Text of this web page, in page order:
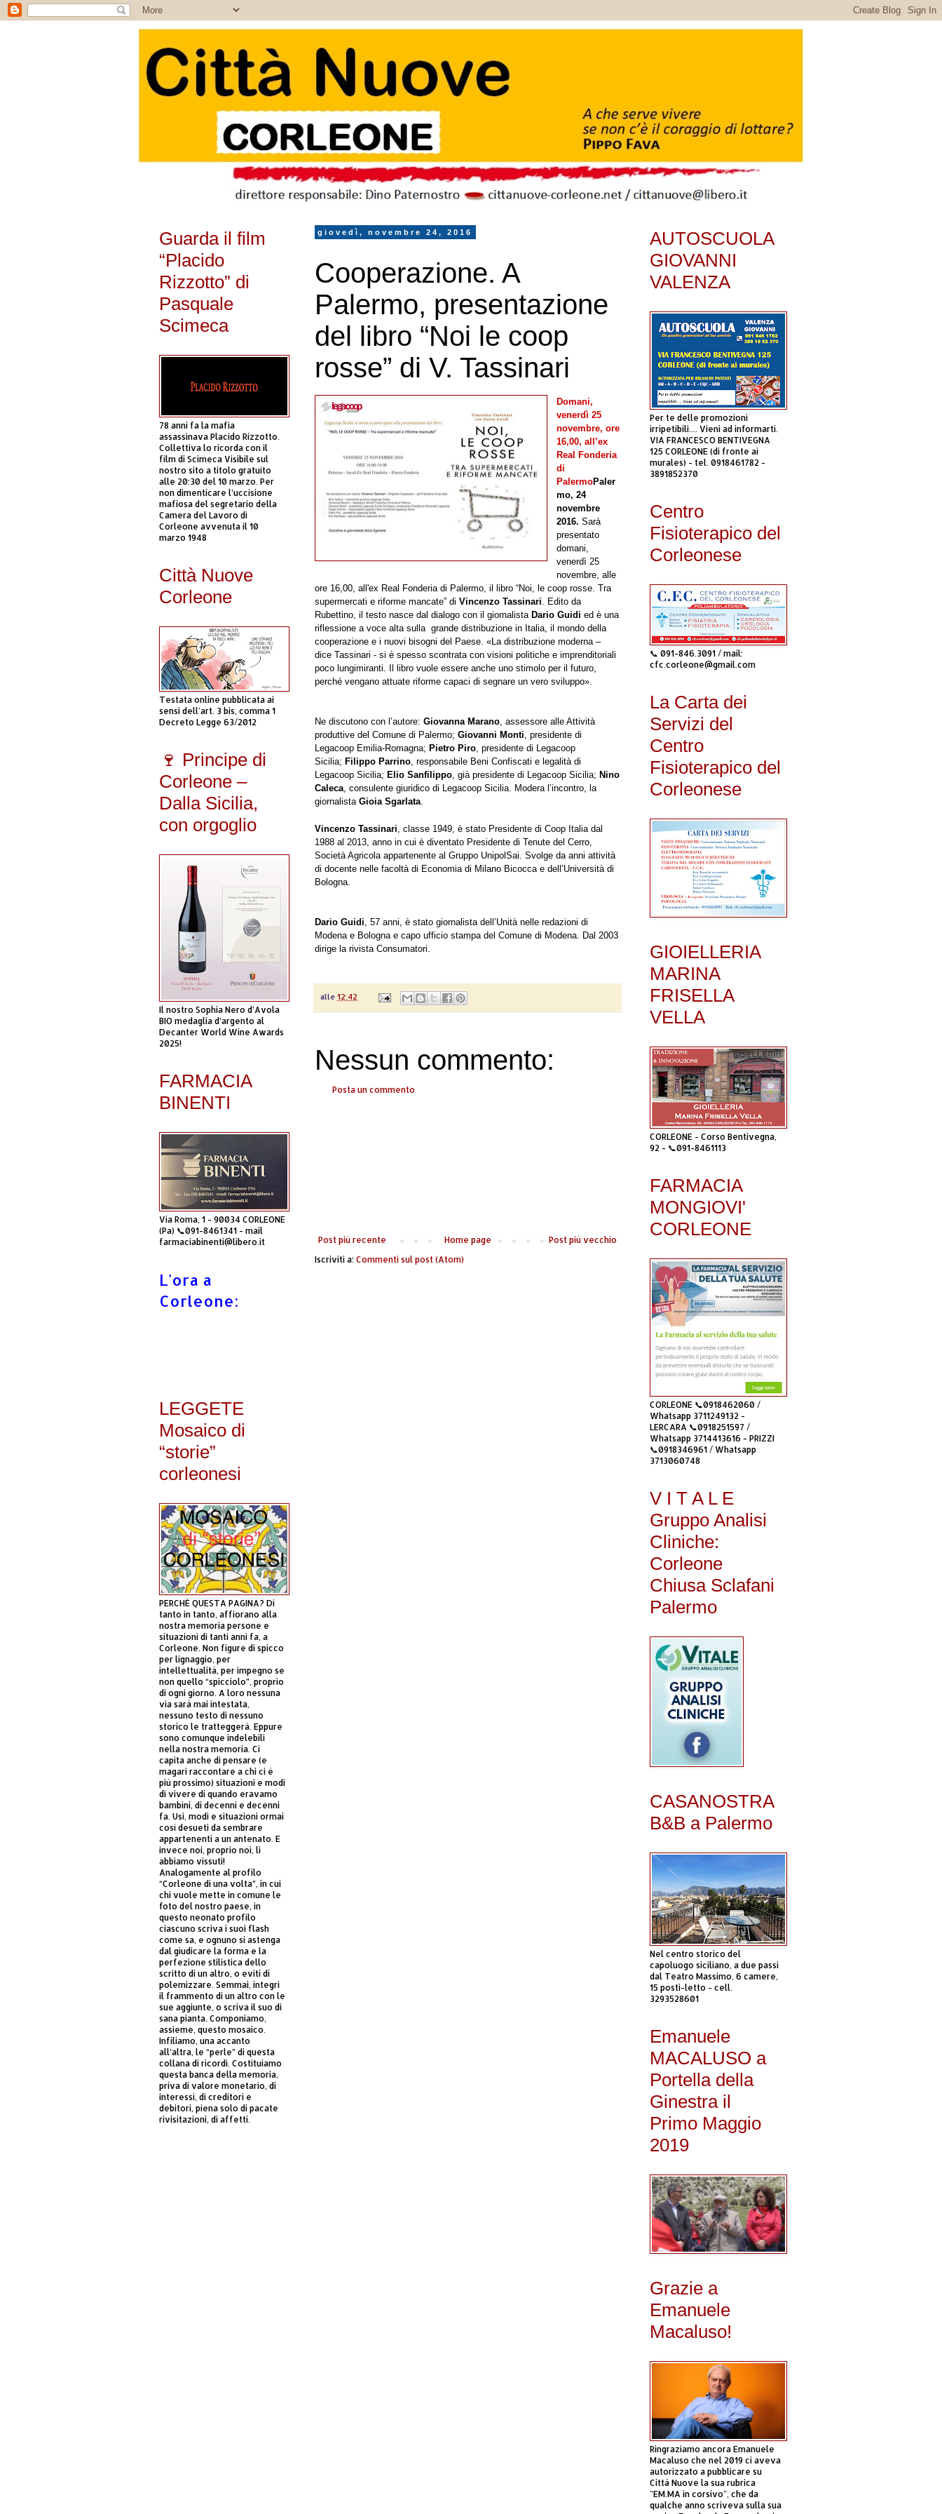
giovedì, novembre 24, 2016
Cooperazione. A
Palermo, presentazione
del libro “Noi le coop
rosse” di V. Tassinari
Domani,
venerdì 25
novembre, ore
16,00, all’ex
Real Fonderia
di
PalermoPaler
mo, 24
novembre
2016. Sarà
presentato
domani,
venerdì 25
novembre, alle
ore 16,00, all'ex Real Fonderia di Palermo, il libro “Noi, le coop rosse. Tra
supermercati e riforme mancate” di Vincenzo Tassinari. Edito da
Rubettino, il testo nasce dal dialogo con il giornalista Dario Guidi ed è una
riflessione a voce alta sulla grande distribuzione in Italia, il mondo della
cooperazione e i nuovi bisogni del Paese. «La distribuzione moderna –
dice Tassinari - si è spesso scontrata con visioni politiche e imprenditoriali
poco lungimiranti. Il libro vuole essere anche uno stimolo per il futuro,
perché vengano attuate riforme capaci di segnare un vero sviluppo».
Ne discutono con l’autore: Giovanna Marano, assessore alle Attività
produttive del Comune di Palermo; Giovanni Monti, presidente di
Legacoop Emilia-Romagna; Pietro Piro, presidente di Legacoop
Sicilia; Filippo Parrino, responsabile Beni Confiscati e legalità di
Legacoop Sicilia; Elio Sanfilippo, già presidente di Legacoop Sicilia; Nino
Caleca, consulente giuridico di Legacoop Sicilia. Modera l’incontro, la
giornalista Gioia Sgarlata.
Vincenzo Tassinari, classe 1949, è stato Presidente di Coop Italia dal
1988 al 2013, anno in cui è diventato Presidente di Tenute del Cerro,
Società Agricola appartenente al Gruppo UnipolSai. Svolge da anni attività
di docente nelle facoltà di Economia di Milano Bicocca e dell’Università di
Bologna.
Dario Guidi, 57 anni, è stato giornalista dell’Unità nelle redazioni di
Modena e Bologna e capo ufficio stampa del Comune di Modena. Dal 2003
dirige la rivista Consumatori.
alle 12:42
Nessun commento:
Posta un commento
Post più recente Post più vecchio
Home page
Iscriviti a: Commenti sul post (Atom)
Guarda il film
“Placido
Rizzotto” di
Pasquale
Scimeca
78 anni fa la mafia
assassinava Placido Rizzotto.
Collettiva lo ricorda con il
film di Scimeca Visibile sul
nostro sito a titolo gratuito
alle 20:30 del 10 marzo. Per
non dimenticare l’uccisione
mafiosa del segretario della
Camera del Lavoro di
Corleone avvenuta il 10
marzo 1948
Città Nuove
Corleone
Testata online pubblicata ai
sensi dell'art. 3 bis, comma 1
Decreto Legge 63/2012
🍷 Principe di
Corleone –
Dalla Sicilia,
con orgoglio
Il nostro Sophia Nero d’Avola
BIO medaglia d’argento al
Decanter World Wine Awards
2025!
FARMACIA
BINENTI
Via Roma, 1 - 90034 CORLEONE
(Pa) 📞091-8461341 - mail
farmaciabinenti@libero.it
L'ora a
Corleone:
LEGGETE
Mosaico di
“storie”
corleonesi
PERCHÈ QUESTA PAGINA? Di
tanto in tanto, affiorano alla
nostra memoria persone e
situazioni di tanti anni fa, a
Corleone. Non figure di spicco
per lignaggio, per
intellettualità, per impegno se
non quello “spicciolo”, proprio
di ogni giorno. A loro nessuna
via sarà mai intestata,
nessuno testo di nessuno
storico le tratteggerà. Eppure
sono comunque indelebili
nella nostra memoria. Ci
capita anche di pensare (e
magari raccontare a chi ci è
più prossimo) situazioni e modi
di vivere di quando eravamo
bambini, di decenni e decenni
fa. Usi, modi e situazioni ormai
così desueti da sembrare
appartenenti a un antenato. E
invece noi, proprio noi, li
abbiamo vissuti!
Analogamente al profilo
“Corleone di una volta”, in cui
chi vuole mette in comune le
foto del nostro paese, in
questo neonato profilo
ciascuno scriva i suoi flash
come sa, e ognuno si astenga
dal giudicare la forma e la
perfezione stilistica dello
scritto di un altro, o eviti di
polemizzare. Semmai, integri
il frammento di un altro con le
sue aggiunte, o scriva il suo di
sana pianta. Componiamo,
assieme, questo mosaico.
Infiliamo, una accanto
all’altra, le “perle” di questa
collana di ricordi. Costituiamo
questa banca della memoria,
priva di valore monetario, di
interessi, di creditori e
debitori, piena solo di pacate
rivisitazioni, di affetti.
AUTOSCUOLA
GIOVANNI
VALENZA
Per te delle promozioni
irripetibili.... Vieni ad informarti.
VIA FRANCESCO BENTIVEGNA
125 CORLEONE (di fronte ai
murales) - tel. 0918461782 -
3891852370
Centro
Fisioterapico del
Corleonese
📞 091-846.3091 / mail:
cfc.corleone@gmail.com
La Carta dei
Servizi del
Centro
Fisioterapico del
Corleonese
GIOIELLERIA
MARINA
FRISELLA
VELLA
CORLEONE - Corso Bentivegna,
92 - 📞091-8461113
FARMACIA
MONGIOVI'
CORLEONE
CORLEONE 📞0918462060 /
Whatsapp 3711249132 -
LERCARA 📞0918251597 /
Whatsapp 3714413616 - PRIZZI
📞0918346961 / Whatsapp
3713060748
V I T A L E
Gruppo Analisi
Cliniche:
Corleone
Chiusa Sclafani
Palermo
CASANOSTRA
B&B a Palermo
Nel centro storico del
capoluogo siciliano, a due passi
dal Teatro Massimo, 6 camere,
15 posti-letto - cell.
3293528601
Emanuele
MACALUSO a
Portella della
Ginestra il
Primo Maggio
2019
Grazie a
Emanuele
Macaluso!
Ringraziamo ancora Emanuele
Macaluso che nel 2019 ci aveva
autorizzato a pubblicare su
Città Nuove la sua rubrica
"EM.MA in corsivo", che da
qualche anno scriveva sulla sua